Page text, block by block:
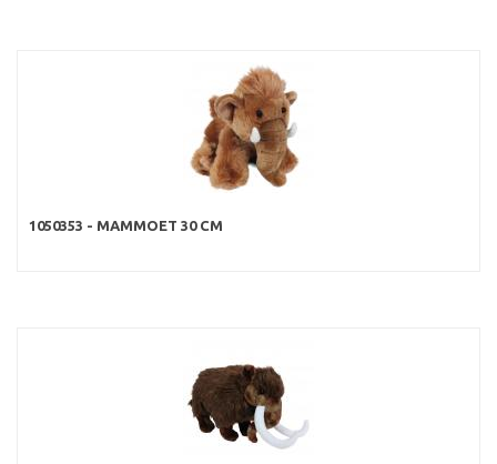
1050353 - MAMMOET 30 CM